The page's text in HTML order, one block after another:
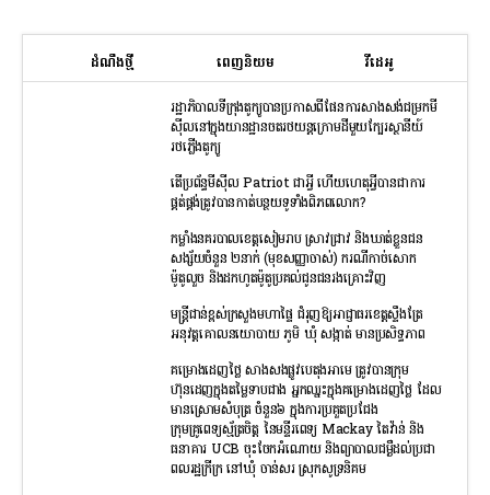
ដំណឹងថ្មី ពេញនិយម វីដេអូ
រដ្ឋាភិបាលទីក្រុងតូក្យូបានប្រកាសពីផែនការសាងសង់ជម្រកមី
ស៊ីលនៅក្នុងយានដ្ឋានចតរថយន្តក្រោមដីមួយក្បែរស្ថានីយ៍
រថភ្លើងតូក្យូ
តើប្រព័ន្ធមីស៊ីល Patriot ជាអ្វី ហើយហេតុអ្វីបានជាការ
ផ្គត់ផ្គង់ត្រូវបានកាត់បន្ថយទូទាំងពិភពលោក?
កម្លាំងនគរបាលខេត្តសៀមរាប ស្រាវជ្រាវ និងឃាត់ខ្លួនជន
សង្ស័យចំនួន ២នាក់ (មុខសញ្ញាចាស់) ករណីកាច់សោក
ម៉ូតូលួច និងដកហូតម៉ូតូប្រគល់ជូនជនរងគ្រោះវិញ
មន្រ្តីជាន់ខ្ពស់ក្រសួងមហាផ្ទៃ ជំរុញឱ្យអាជ្ញាធរខេត្តស្ទឹងត្រែ
អនុវត្តគោលនយោបាយ ភូមិ ឃុំ សង្កាត់ មានប្រសិទ្ធភាព
គម្រោងដេញថ្លៃ សាងសងផ្លូវបេតុងអាមេ ត្រូវបានក្រុម
ហ៊ុនដេញក្នុងតម្លៃទាបជាង អ្នកឈ្នះក្នុងគម្រោងដេញថ្លៃ ដែល
មានស្រោមសំបុត្រ ចំនួន៦ ក្នុងការប្រគួតប្រជែង
ក្រុមគ្រូពេទ្យស្ម័ត្រចិត្ត នៃមន្ទីរពេទ្យ Mackay តៃវ៉ាន់ និង
ធនាគារ UCB ចុះចែកអំណោយ និងព្យាបាលជម្ងឺដល់ប្រជា
ពលរដ្ឋក្រីក្រ នៅឃុំ ចាន់សរ ស្រុកសូទ្រនិគម